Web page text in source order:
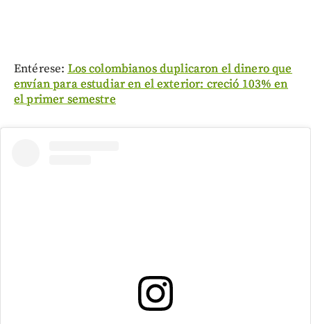
Entérese: Los colombianos duplicaron el dinero que
envían para estudiar en el exterior: creció 103% en
el primer semestre